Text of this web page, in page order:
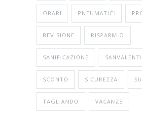
ORARI PNEUMATICI
REVISIONE RISPARMIO
SANIFICAZIONE
SCONTO SICUREZZA
TAGLIANDO VACANZE